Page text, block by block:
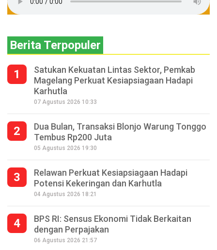
Berita Terpopuler
1
Satukan Kekuatan Lintas Sektor, Pemkab
Magelang Perkuat Kesiapsiagaan Hadapi
Karhutla
07 Agustus 2026 10:33
2
Dua Bulan, Transaksi Blonjo Warung Tonggo
Tembus Rp200 Juta
05 Agustus 2026 19:30
3
Relawan Perkuat Kesiapsiagaan Hadapi
Potensi Kekeringan dan Karhutla
04 Agustus 2026 18:21
4
BPS RI: Sensus Ekonomi Tidak Berkaitan
dengan Perpajakan
06 Agustus 2026 21:57